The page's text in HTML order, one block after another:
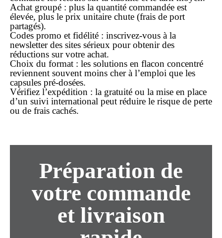
Achat groupé : plus la quantité commandée est
élevée, plus le prix unitaire chute (frais de port
partagés).
Codes promo et fidélité : inscrivez-vous à la
newsletter des sites sérieux pour obtenir des
réductions sur votre achat.
Choix du format : les solutions en flacon concentré
reviennent souvent moins cherà l’emploi que les
capsules pré-dosées.
Vérifiez l’expédition : la gratuité ou la mise en place
d’un suivi international peut réduire le risque de perte
ou de frais cachés.
Préparation de
votre commande
et livraison